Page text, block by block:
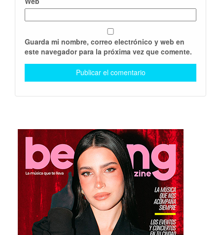
Guarda mi nombre, correo electrónico y web en
este navegador para la próxima vez que comente.